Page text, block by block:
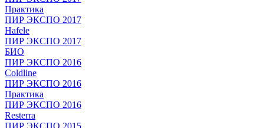
Практика
ПИР ЭКСПО 2017
Hafele
ПИР ЭКСПО 2017
БИО
ПИР ЭКСПО 2016
Coldline
ПИР ЭКСПО 2016
Практика
ПИР ЭКСПО 2016
Resterra